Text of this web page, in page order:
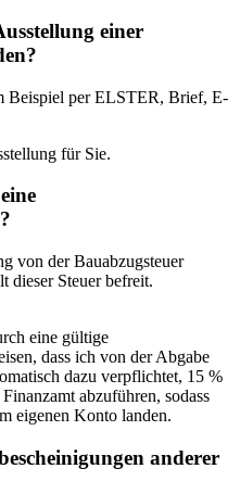
einer
Beispiel per ELSTER, Brief, E-
für Sie.
von der Bauabzugsteuer
dieser Steuer befreit.
eine gültige
dass ich von der Abgabe
dazu verpflichtet, 15 %
abzuführen, sodass
eigenen Konto landen.
anderer